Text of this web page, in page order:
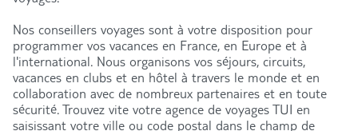
Nos conseillers voyages sont à votre disposition pour
programmer vos vacances en France, en Europe et à
l'international. Nous organisons vos séjours, circuits,
vacances en clubs et en hôtel à travers le monde et en
collaboration avec de nombreux partenaires et en toute
sécurité. Trouvez vite votre agence de voyages TUI en
saisissant votre ville ou code postal dans le champ de